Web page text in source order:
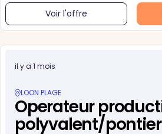
Voir l'offre
il y a 1 mois
LOON PLAGE
Operateur
polyvalent/pontier